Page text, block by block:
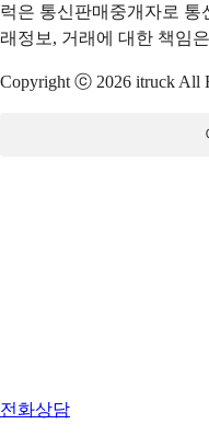
럭은 통신판매중개자로 통
래정보, 거래에 대한 책임
Copyright ⓒ 2026 itruck All
전화상담